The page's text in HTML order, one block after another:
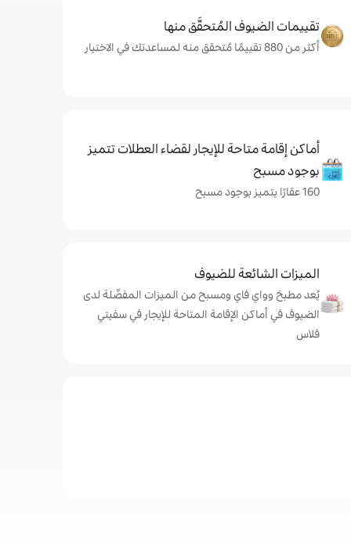
تقييمات الضيوف المُتحقَّق منها
أكثر من 880 تقييمًا مُتحقق منه لمساعدتك في الاختيار
أماكن إقامة متاحة للإيجار لقضاء العطلات تتميز
بوجود مسبح
160 عقارًا يتميز بوجود مسبح
الميزات الشائعة للضيوف
يُعد مطبخ وواي فاي ومسبح من الميزات المفضّلة لدى
الضيوف في أماكن الإقامة المتاحة للإيجار في سفيتي
فلاس